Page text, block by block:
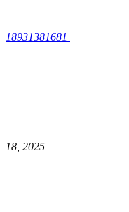
18931381681
18, 2025